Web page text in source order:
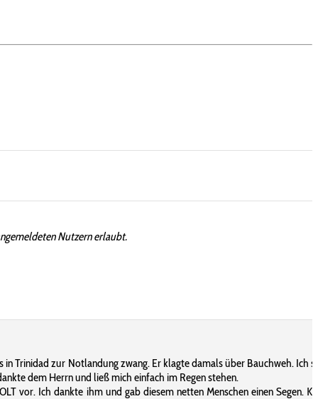
Nutzern erlaubt.
Trinidad zur Notlandung zwang. Er klagte damals über Bauchweh. Ich
dem Herrn und ließ mich einfach im Regen stehen.
vor. Ich dankte ihm und gab diesem netten Menschen einen Segen.